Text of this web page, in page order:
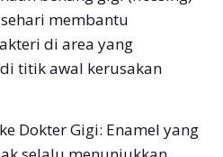
membantu
di area yang
titik awal kerusakan
Dokter Gigi: Enamel yang